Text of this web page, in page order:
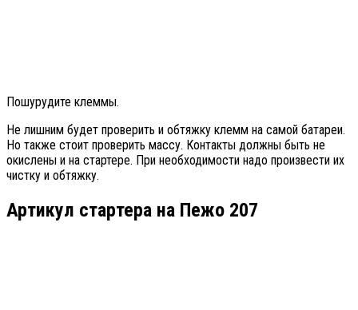
Пошурудите клеммы.
Не лишним будет проверить и обтяжку клемм на самой батареи.
Но также стоит проверить массу. Контакты должны быть не
окислены и на стартере. При необходимости надо произвести их
чистку и обтяжку.
Артикул стартера на Пежо 207